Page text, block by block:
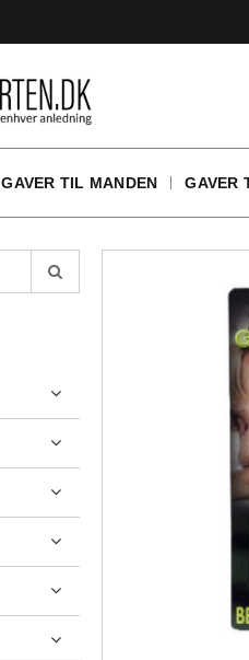
GAVER TIL MANDEN GAVER






